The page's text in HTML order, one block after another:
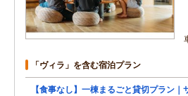
「ヴィラ」を含む宿泊プラン
【食事なし】一棟まるごと貸切プラン｜